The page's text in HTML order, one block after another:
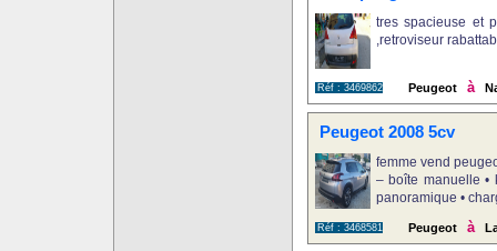
tres spacieuse et
,retroviseur
Réf : 3469862 Peugeot à
Peugeot 2008 5cv
femme vend
– boîte manuelle •
panoramique •
Réf : 3468581 Peugeot à